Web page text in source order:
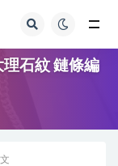
石紋 鏈條編